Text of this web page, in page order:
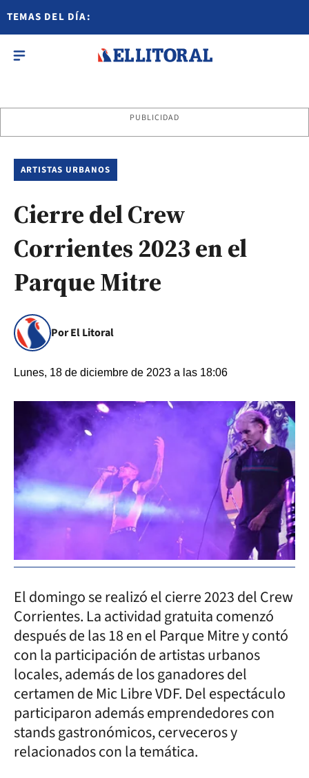
TEMAS DEL DÍA:
PUBLICIDAD
ARTISTAS URBANOS
Cierre del Crew
Corrientes 2023 en el
Parque Mitre
Por El Litoral
Lunes, 18 de diciembre de 2023 a las 18:06
El domingo se realizó el cierre 2023 del Crew
Corrientes. La actividad gratuita comenzó
después de las 18 en el Parque Mitre y contó
con la participación de artistas urbanos
locales, además de los ganadores del
certamen de Mic Libre VDF. Del espectáculo
participaron además emprendedores con
stands gastronómicos, cerveceros y
relacionados con la temática.